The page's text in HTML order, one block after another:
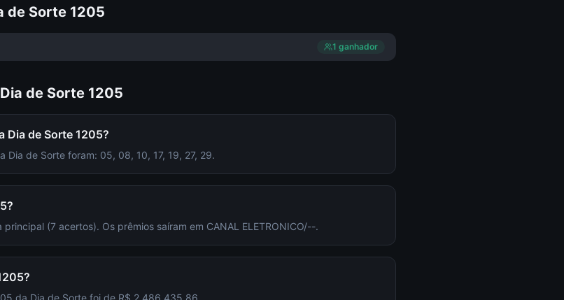
de Sorte 1205
1 ganhador
Dia de Sorte 1205
Dia de Sorte 1205?
Dia de Sorte foram: 05, 08, 10, 17, 19, 27, 29.
(7 acertos). Os prêmios saíram em CANAL ELETRONICO/--.
da Dia de Sorte foi de R$ 2.486.435,86.